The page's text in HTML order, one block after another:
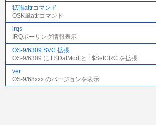
拡張attrコマンド
OSK風attrコマンド
irqs
IRQポーリング情報表示
OS-9/6309 SVC 拡張
OS-9/6309 に F$DatMod と F$SetCRC を拡張
ver
OS-9/68xxx のバージョンを表示